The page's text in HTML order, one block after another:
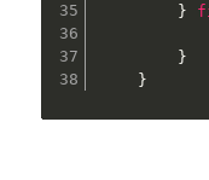
}
}
}